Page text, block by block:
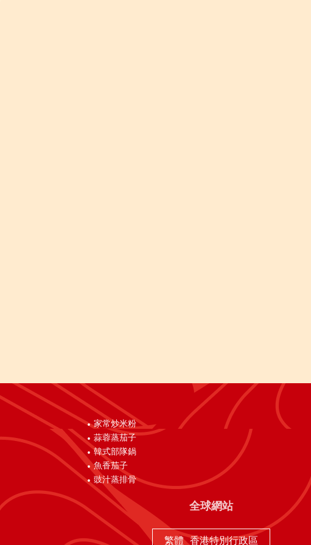
家常炒米粉
蒜蓉蒸茄子
韓式部隊鍋
魚香茄子
豉汁蒸排骨
全球網站
繁體 香港特別行政區